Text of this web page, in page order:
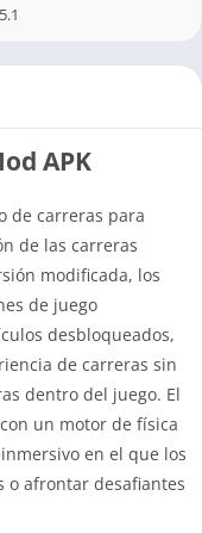
5.1
APK
de carreras para
de las carreras
modificada, los
de juego
desbloqueados,
de carreras sin
dentro del juego. El
un motor de física
en el que los
o afrontar desafiantes